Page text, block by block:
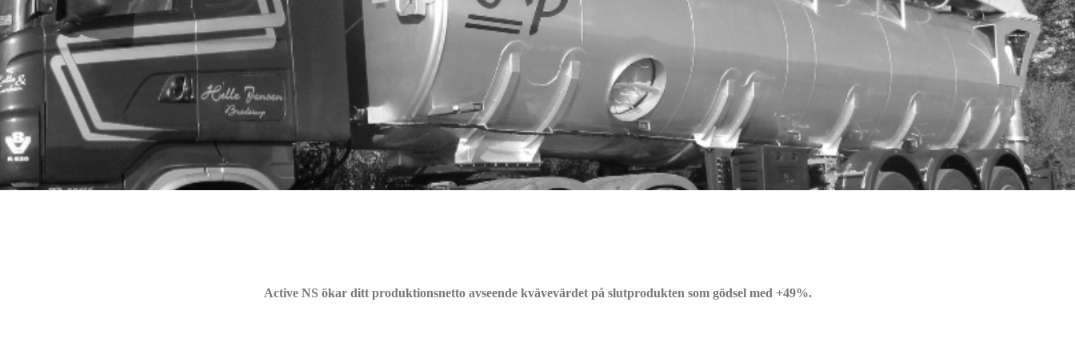
Active NS ökar ditt produktionsnetto avseende kvävevärdet på slutprodukten som gödsel med +49%.